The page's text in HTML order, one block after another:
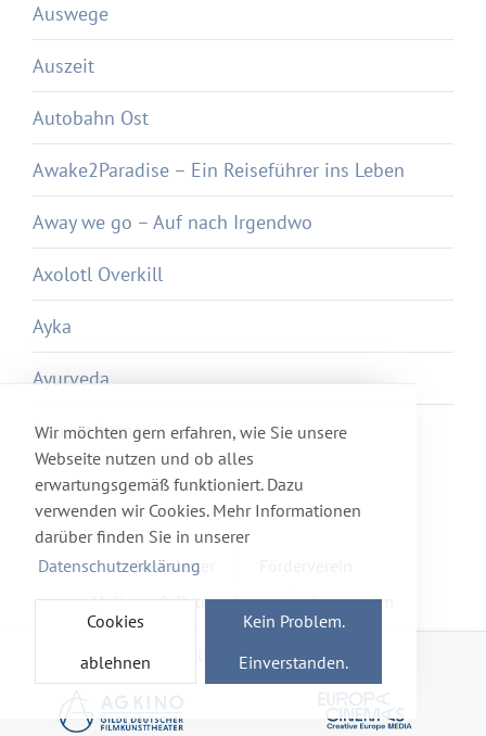
Wir möchten gern erfahren, wie Sie unsere
Webseite nutzen und ob alles
erwartungsgemäß funktioniert. Dazu
verwenden wir Cookies. Mehr Informationen
darüber finden Sie in unserer
Datenschutzerklärung
Cookies
ablehnen
Kein Problem.
Einverstanden.
Auswege
Auszeit
Autobahn Ost
Awake2Paradise – Ein Reiseführer ins Leben
Away we go – Auf nach Irgendwo
Axolotl Overkill
Ayka
Ayurveda
Azur et Asmar
Newsletter
Haftung & Datenschutz
Impressum
Mitglied im Netzwerk